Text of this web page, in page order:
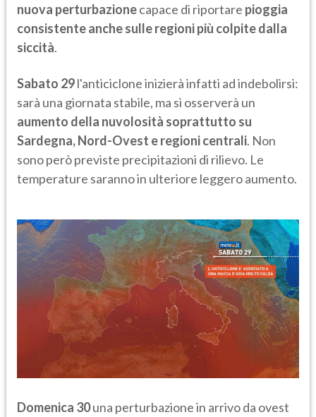
nuova perturbazionecapace di riportare pioggia
consistente anche sulle regioni più colpite dalla
siccità.
Sabato 29l'anticiclone inizierà infatti ad indebolirsi:
sarà una giornata stabile, ma si osserverà un
aumento della nuvolosità soprattutto su
Sardegna, Nord-Ovest e regioni centrali. Non
sono però previste precipitazioni di rilievo. Le
temperature saranno in ulteriore leggero aumento.
Domenica 30una perturbazione in arrivo da ovest